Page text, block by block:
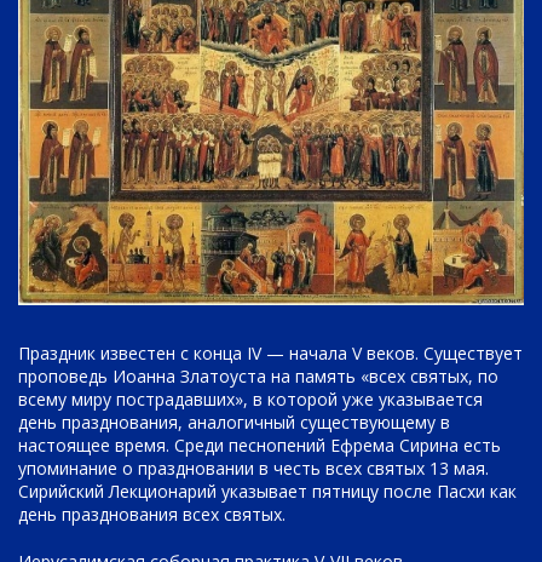
Праздник известен с конца IV — начала V веков. Существует
проповедь Иоанна Златоуста на память «всех святых, по
всему миру пострадавших», в которой уже указывается
день празднования, аналогичный существующему в
настоящее время. Среди песнопений Ефрема Сирина есть
упоминание о праздновании в честь всех святых 13 мая.
Сирийский Лекционарий указывает пятницу после Пасхи как
день празднования всех святых.